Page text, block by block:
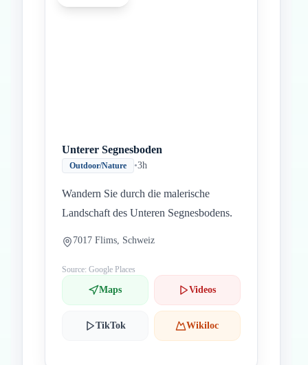
Unterer Segnesboden
Outdoor/Nature •3h
Wandern Sie durch die malerische
Landschaft des Unteren Segnesbodens.
7017 Flims, Schweiz
Source: Google Places
Maps Videos
TikTok Wikiloc